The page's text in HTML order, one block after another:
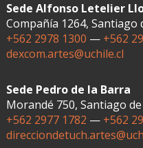
Sede Alfonso Letelier
Compañía 1264, Santiago
+562 2978 1300 — +562
dexcom.artes@uchile.cl
Sede Pedro de la Barra
Morandé 750, Santiago
+562 2977 1782 — +562